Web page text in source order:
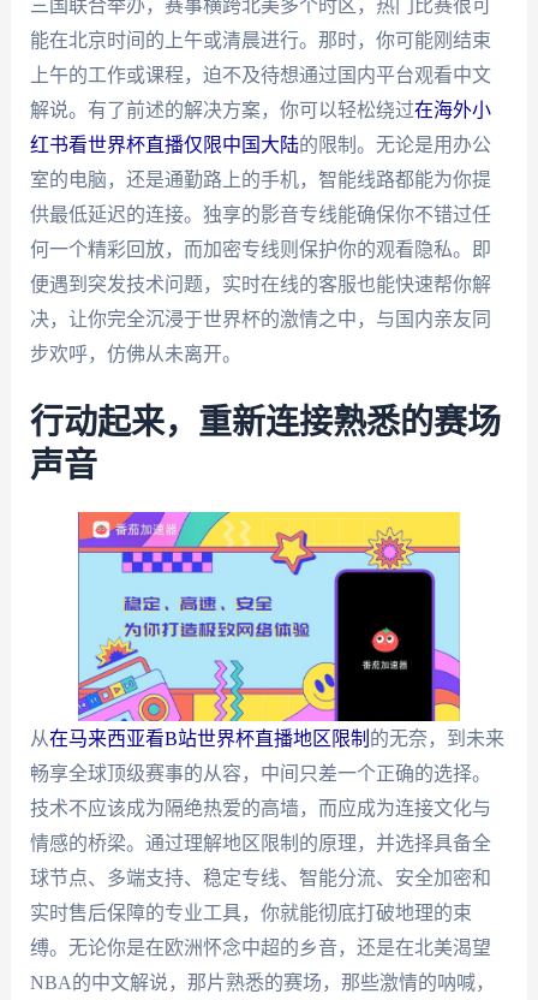
三国联合举办，赛事横跨北美多个时区，热门比赛很可
能在北京时间的上午或清晨进行。那时，你可能刚结束
上午的工作或课程，迫不及待想通过国内平台观看中文
解说。有了前述的解决方案，你可以轻松绕过在海外小
红书看世界杯直播仅限中国大陆的限制。无论是用办公
室的电脑，还是通勤路上的手机，智能线路都能为你提
供最低延迟的连接。独享的影音专线能确保你不错过任
何一个精彩回放，而加密专线则保护你的观看隐私。即
便遇到突发技术问题，实时在线的客服也能快速帮你解
决，让你完全沉浸于世界杯的激情之中，与国内亲友同
步欢呼，仿佛从未离开。
行动起来，重新连接熟悉的赛场
声音
从在马来西亚看B站世界杯直播地区限制 的无奈，到未来
畅享全球顶级赛事的从容，中间只差一个正确的选择。
技术不应该成为隔绝热爱的高墙，而应成为连接文化与
情感的桥梁。通过理解地区限制的原理，并选择具备全
球节点、多端支持、稳定专线、智能分流、安全加密和
实时售后保障的专业工具，你就能彻底打破地理的束
缚。无论你是在欧洲怀念中超的乡音，还是在北美渴望
NBA的中文解说，那片熟悉的赛场，那些激情的呐喊，